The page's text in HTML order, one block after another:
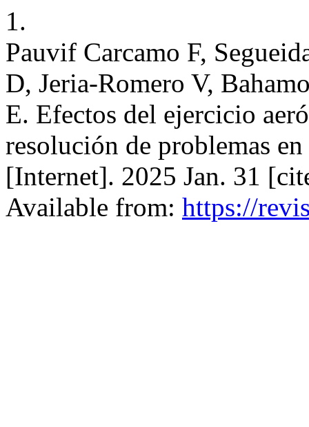
1.
Pauvif Carcamo F,
D, Jeria-Romero V,
E. Efectos del ejercicio
resolución de problemas
[Internet]. 2025 Jan. 31
Available from: https://